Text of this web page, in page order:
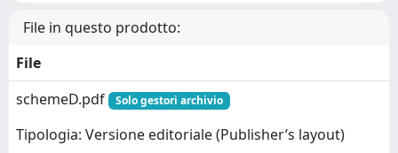
File in questo prodotto:
File
schemeD.pdf
Solo gestori archivio
Tipologia: Versione editoriale (Publisher’s layout)